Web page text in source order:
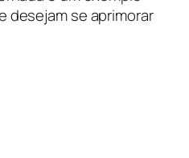
desejam se aprimorar